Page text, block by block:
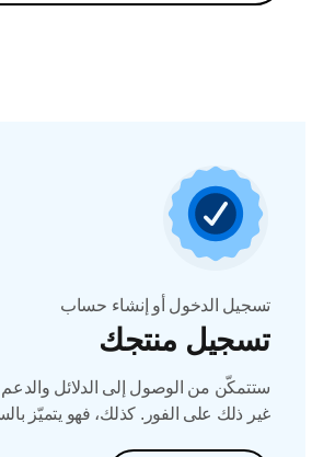
تسجيل الدخول أو إنشاء حساب
تسجيل منتجك
ستتمكّن من الوصول إلى الدلائل
غير ذلك على الفور. كذلك، فهو يتميّز